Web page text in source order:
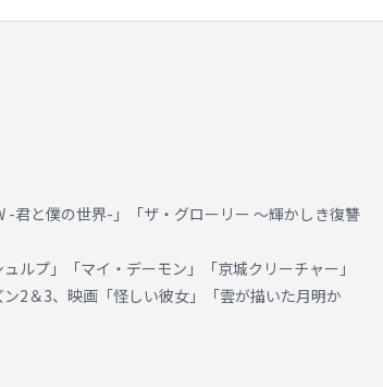
君と僕の世界-」「ザ・グローリー ～輝かしき復讐
ルプ」「マイ・デーモン」「京城クリーチャー」
2＆3、映画「怪しい彼女」「雲が描いた月明か